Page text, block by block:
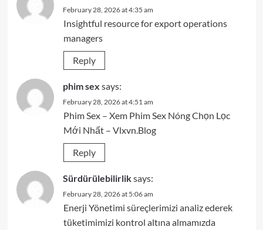
February 28, 2026 at 4:35 am
Insightful resource for export operations
managers
Reply
phim sex says:
February 28, 2026 at 4:51 am
Phim Sex – Xem Phim Sex Nóng Chọn Lọc
Mới Nhất – Vlxvn.Blog
Reply
Sürdürülebilirliksays:
February 28, 2026 at 5:06 am
Enerji Yönetimi süreçlerimizi analiz ederek
tüketimimizi kontrol altına almamızda